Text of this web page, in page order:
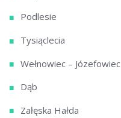
Podlesie
Tysiąclecia
Wełnowiec – Józefowiec
Dąb
Załęska Hałda